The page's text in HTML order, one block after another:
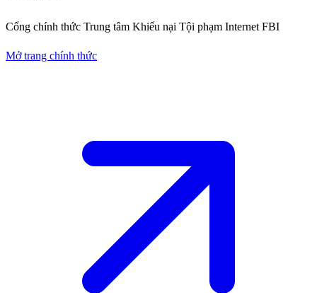
Cổng chính thức Trung tâm Khiếu nại Tội phạm Internet FBI
Mở trang chính thức